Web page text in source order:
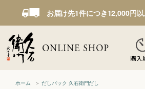
お届け先1件につき12,000円
購入
ホーム だしパック 久右衛門だし